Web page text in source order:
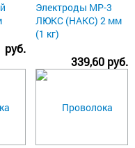
руб.
Электроды МР-3
ЛЮКС (НАКС) 2 мм
(1 кг)
339,60 руб.